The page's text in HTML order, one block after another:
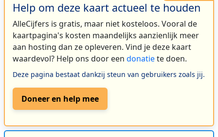
Help om deze kaart actueel te houden
AlleCijfers is gratis, maar niet kosteloos. Vooral de
kaartpagina's kosten maandelijks aanzienlijk meer
aan hosting dan ze opleveren. Vind je deze kaart
waardevol? Help ons door een donatiete doen.
Deze pagina bestaat dankzij steun van gebruikers zoals jij.
Doneer en help mee